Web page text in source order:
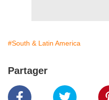
#South & Latin America
Partager